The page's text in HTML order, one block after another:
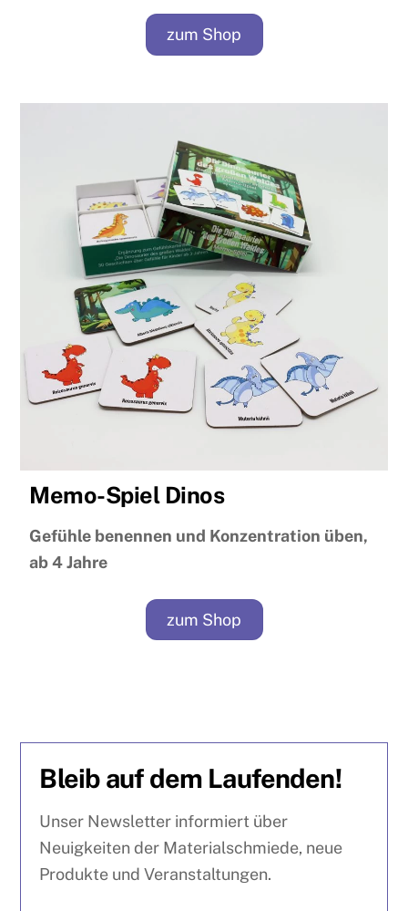
zum Shop
Memo-Spiel Dinos
Gefühle benennen und Konzentration üben,
ab 4 Jahre
zum Shop
Bleib auf dem Laufenden!
Unser Newsletter informiert über
Neuigkeiten der Materialschmiede, neue
Produkte und Veranstaltungen.